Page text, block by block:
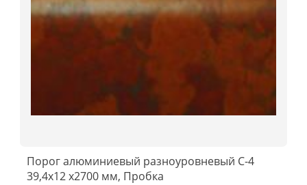
Порог алюминиевый разноуровневый C-4
39,4x12 x2700 мм, Пробка